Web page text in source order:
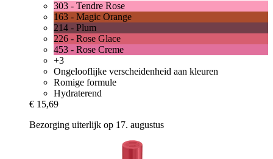
303 - Tendre Rose
163 - Magic Orange
214 - Plum
226 - Rose Glace
453 - Rose Creme
+3
Ongelooflijke verscheidenheid aan kleuren
Romige formule
Hydraterend
€ 15,69
Bezorging uiterlijk op 17. augustus